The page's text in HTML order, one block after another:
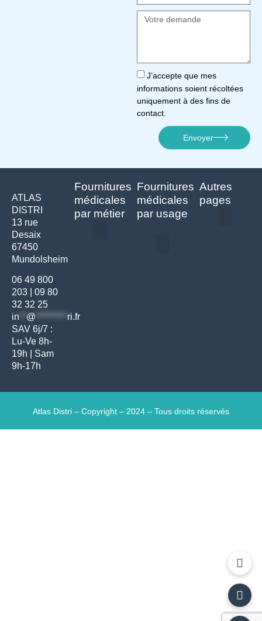
J’accepte que mes
informations soient récoltées
uniquement à des fins de
contact.
Envoyer
ATLAS
DISTRI
13 rue
Desaix
67450
Mundolsheim
06 49 800
203
09 80
32 32 25
in
@ ********* ri.fr
SAV 6j/7 :
Lu-Ve 8h-
19h | Sam
9h-17h
Fournitures
médicales
par métier
Fournitures
médicales
par usage
Autres
pages
Atlas Distri – Copyright – 2024 – Tous droits réservés